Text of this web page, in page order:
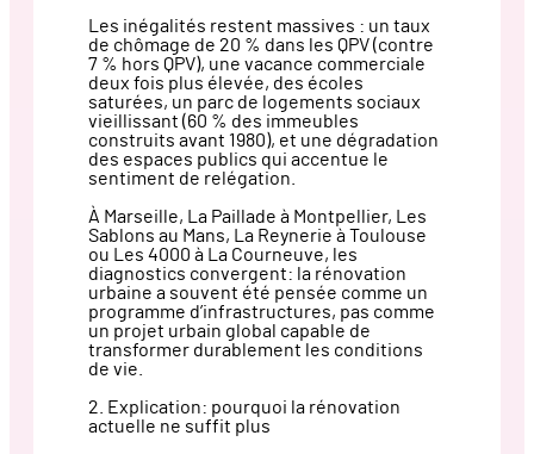
Les inégalités restent massives : un taux
de chômage de 20 % dans les QPV (contre
7 % hors QPV), une vacance commerciale
deux fois plus élevée, des écoles
saturées, un parc de logements sociaux
vieillissant (60 % des immeubles
construits avant 1980), et une dégradation
des espaces publics qui accentue le
sentiment de relégation.
À Marseille, La Paillade à Montpellier, Les
Sablons au Mans, La Reynerie à Toulouse
ou Les 4000 à La Courneuve, les
diagnostics convergent: la rénovation
urbaine a souvent été pensée comme un
programme d’infrastructures, pas comme
un projet urbain global capable de
transformer durablement les conditions
de vie.
2. Explication: pourquoi la rénovation
actuelle ne suffit plus